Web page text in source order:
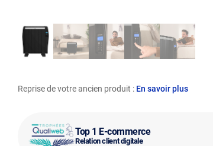
Top 1 E-commerce
Relation client digitale
Reprise de votre ancien produit : En savoir plus